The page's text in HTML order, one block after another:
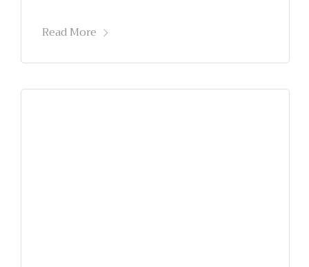
Read More